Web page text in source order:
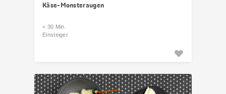
Käse-Monsteraugen
< 30 Min.
Einsteiger